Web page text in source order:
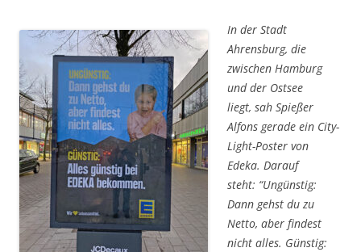
In der Stadt
Ahrensburg, die
zwischen Hamburg
und der Ostsee
liegt, sah Spießer
Alfons gerade ein City-
Light-Poster von
Edeka. Darauf
steht: “Ungünstig:
Dann gehst du zu
Netto, aber findest
nicht alles. Günstig: